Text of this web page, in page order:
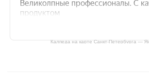
Калпеда на карте Санкт‑Петербурга —